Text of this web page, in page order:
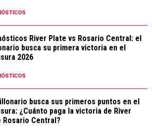
River Plate vs Rosario Central: el
busca su primera victoria en el
2026
busca sus primeros puntos en el
¿Cuánto paga la victoria de River
Rosario Central?